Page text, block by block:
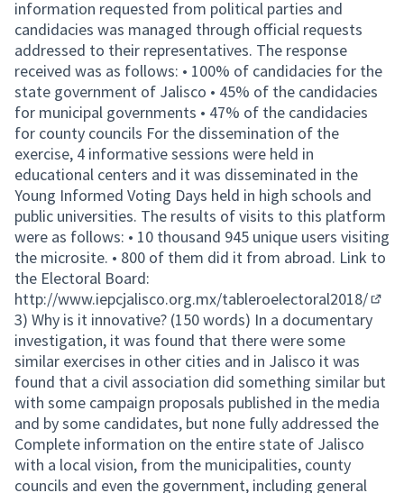
information requested from political parties and
candidacies was managed through official requests
addressed to their representatives. The response
received was as follows: • 100% of candidacies for the
state government of Jalisco • 45% of the candidacies
for municipal governments • 47% of the candidacies
for county councils For the dissemination of the
exercise, 4 informative sessions were held in
educational centers and it was disseminated in the
Young Informed Voting Days held in high schools and
public universities. The results of visits to this platform
were as follows: • 10 thousand 945 unique users visiting
the microsite. • 800 of them did it from abroad. Link to
the Electoral Board:
http://www.iepcjalisco.org.mx/tableroelectoral2018/
3) Why is it innovative? (150 words) In a documentary
investigation, it was found that there were some
similar exercises in other cities and in Jalisco it was
found that a civil association did something similar but
with some campaign proposals published in the media
and by some candidates, but none fully addressed the
Complete information on the entire state of Jalisco
with a local vision, from the municipalities, county
councils and even the government, including general